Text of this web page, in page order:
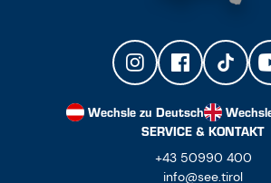
Wechsle zu Deutsch
SERVICE & KONTAKT
+43 50990 400
info@see.tirol